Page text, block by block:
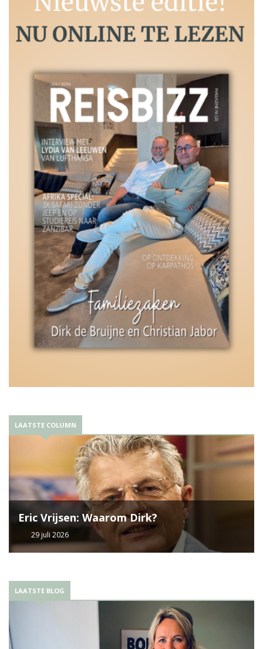
LAATSTE COLUMN
Eric Vrijsen: Waarom Dirk?
29 juli 2026
LAATSTE BLOG